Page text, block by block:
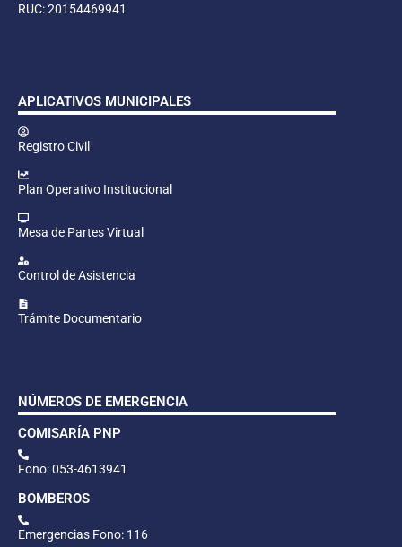
RUC: 20154469941
APLICATIVOS MUNICIPALES
Registro Civil
Plan Operativo Institucional
Mesa de Partes Virtual
Control de Asistencia
Trámite Documentario
NÚMEROS DE EMERGENCIA
COMISARÍA PNP
Fono: 053-4613941
BOMBEROS
Emergencias Fono: 116